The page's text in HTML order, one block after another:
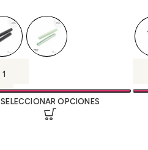
SELECCIONAR OPCIONES